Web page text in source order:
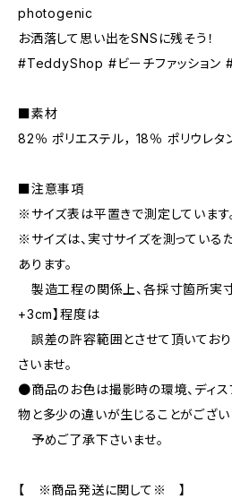
photogenic
お洒落して思い出をSNSに残そう！
#TeddyShop #ビーチファッション
■素材
82％ ポリエステル， 18％ ポリウレタ
■注意事項
※サイズ表は平置きで測定しています
※サイズは、実寸サイズを測ってい
あります。
製造工程の関係上、各採寸箇所実
+3cm】程度は
誤差の許容範囲とさせて頂いており
さいませ。
●商品のお色は撮影時の環境、ディス
物と多少の違いが生じることがござい
予めご了承下さいませ。
【 ※商品発送に関して※ 】